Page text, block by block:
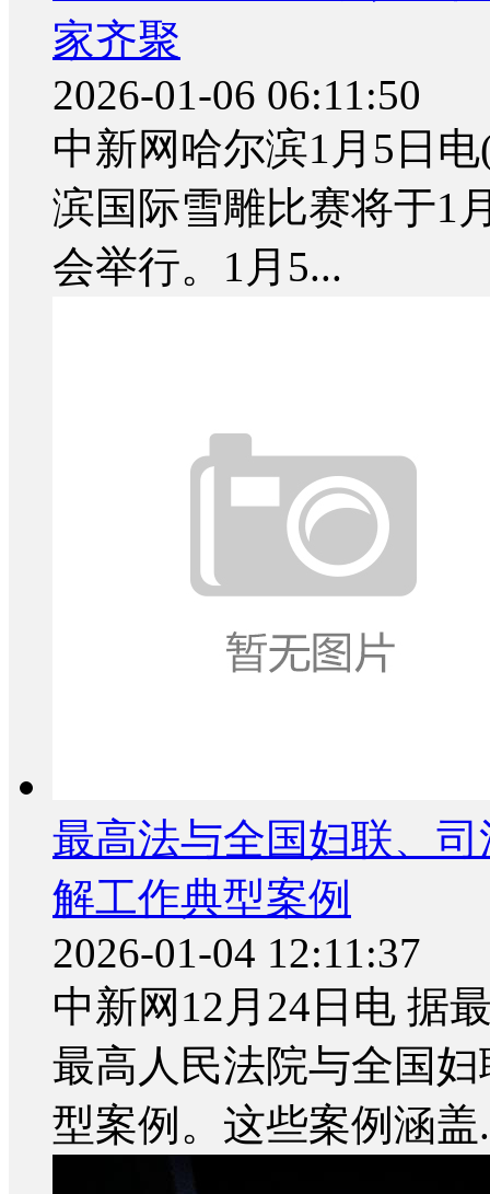
家齐聚
2026-01-06 06:11:50
中新网哈尔滨1月5日
滨国际雪雕比赛将于1
会举行。1月5...
最高法与全国妇联、
解工作典型案例
2026-01-04 12:11:37
中新网12月24日电 据
最高人民法院与全国
型案例。这些案例涵盖